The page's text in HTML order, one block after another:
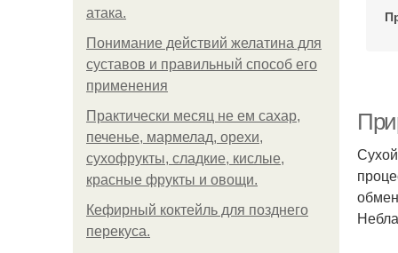
атака.
Понимание действий желатина для
суставов и правильный способ его
применения
Практически месяц не ем сахар,
печенье, мармелад, орехи,
сухофрукты, сладкие, кислые,
красные фрукты и овощи.
Кефирный коктейль для позднего
перекуса.